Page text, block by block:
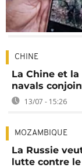
CHINE
La Chine et
navals
13/07 - 15:26
MOZAMBIQUE
La Russie
lutte contre